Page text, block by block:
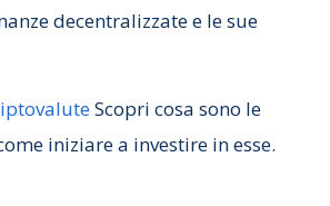
decentralizzate e le sue
Scopri cosa sono le
iniziare a investire in esse.